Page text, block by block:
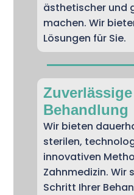
ästhetischer und
machen. Wir
Lösungen für Sie.
Behandlung
Wir bieten
sterilen,
innovativen
Zahnmedizin. Wir
Schritt Ihrer